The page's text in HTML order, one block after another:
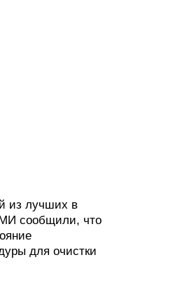
из лучших в
сообщили, что
для очистки